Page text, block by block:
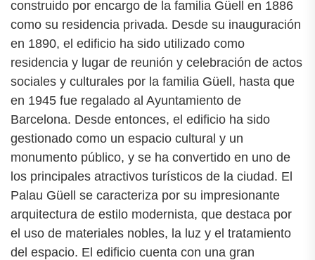
construido por encargo de la familia Güell en 1886
como su residencia privada. Desde su inauguración
en 1890, el edificio ha sido utilizado como
residencia y lugar de reunión y celebración de actos
sociales y culturales por la familia Güell, hasta que
en 1945 fue regalado al Ayuntamiento de
Barcelona. Desde entonces, el edificio ha sido
gestionado como un espacio cultural y un
monumento público, y se ha convertido en uno de
los principales atractivos turísticos de la ciudad. El
Palau Güell se caracteriza por su impresionante
arquitectura de estilo modernista, que destaca por
el uso de materiales nobles, la luz y el tratamiento
del espacio. El edificio cuenta con una gran